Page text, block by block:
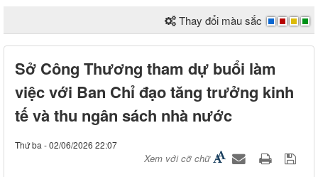
Thay đổi màu sắc
Sở Công Thương tham dự buổi làm
việc với Ban Chỉ đạo tăng trưởng kinh
tế và thu ngân sách nhà nước
Thứ ba - 02/06/2026 22:07
Xem với cỡ chữ